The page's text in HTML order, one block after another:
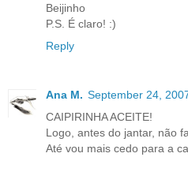
Beijinho
P.S. É claro! :)
Reply
Ana M. September 24,
CAIPIRINHA ACEITE!
Logo, antes do jantar, não
Até vou mais cedo para a